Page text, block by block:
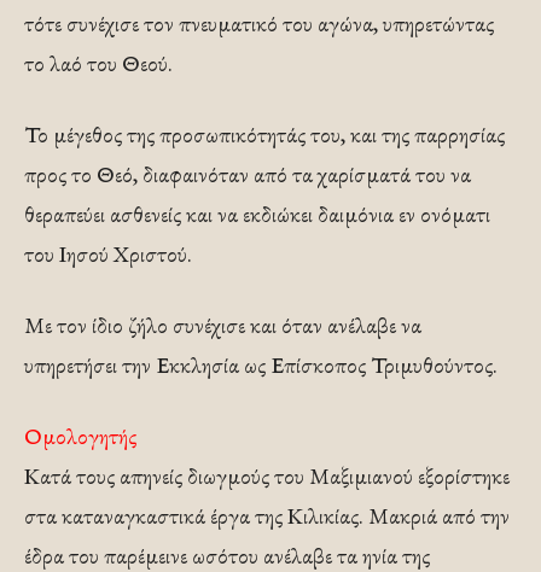
τότε συνέχισε τον πνευματικό του αγώνα, υπηρετώντας
το λαό του Θεού.
Το μέγεθος της προσωπικότητάς του, και της παρρησίας
προς το Θεό, διαφαινόταν από τα χαρίσματά του να
θεραπεύει ασθενείς και να εκδιώκει δαιμόνια εν ονόματι
του Ιησού Χριστού.
Με τον ίδιο ζήλο συνέχισε και όταν ανέλαβε να
υπηρετήσει την Εκκλησία ως Επίσκοπος Τριμυθούντος.
Ομολογητής
Κατά τους απηνείς διωγμούς του Μαξιμιανού εξορίστηκε
στα καταναγκαστικά έργα της Κιλικίας. Μακριά από την
έδρα του παρέμεινε ωσότου ανέλαβε τα ηνία της